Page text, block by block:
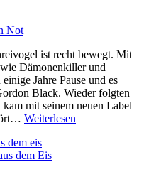
Not
ist recht bewegt. Mit
Dämonenkiller und
Jahre Pause und es
Black. Wieder folgten
mit seinem neuen Label
Weiterlesen
dem Eis